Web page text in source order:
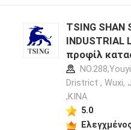
TSING SHAN
INDUSTRIAL
προφίλ
Dristrict , Wuxi,
,ΚΙΝΑ
5.0